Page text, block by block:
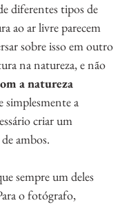
diferentes tipos de
ao ar livre parecem
sobre isso em outro
na natureza, e não
a natureza
simplesmente a
criar um
ambos.
sempre um deles
o fotógrafo,